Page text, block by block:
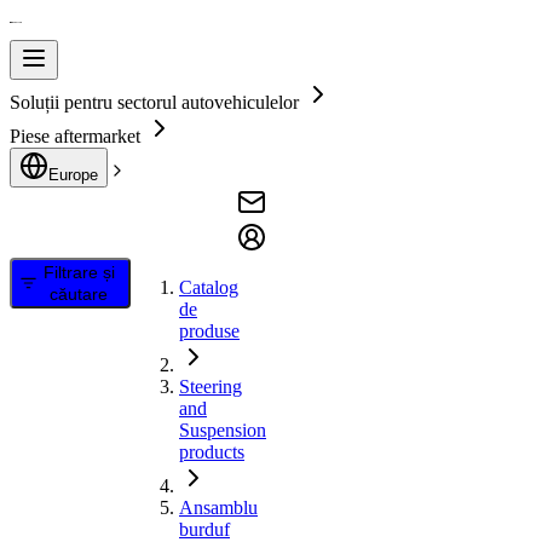
Soluții pentru sectorul autovehiculelor
Piese aftermarket
Europe
Filtrare și
căutare
Catalog
de
produse
Steering
and
Suspension
products
Ansamblu
burduf